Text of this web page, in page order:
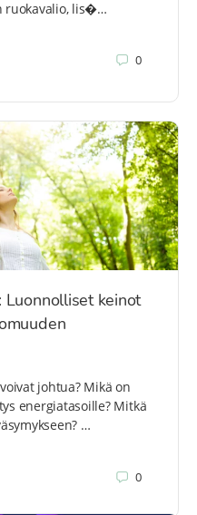
ruokavalio, lis�…
0
Luonnolliset keinot
johtua? Mikä on
energiatasoille? Mitkä
…
0